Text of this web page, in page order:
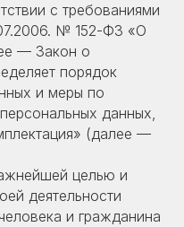
с требованиями
№ 152-ФЗ «О
— Закон о
порядок
и меры по
данных,
(далее —
целью и
деятельности
и гражданина